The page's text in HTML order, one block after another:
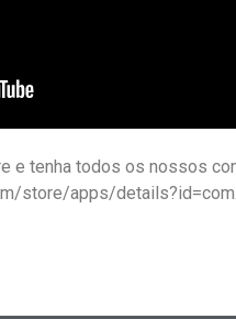
e tenha todos os nossos
store/apps/